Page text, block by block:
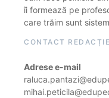
îi formează pe
care trăim sunt
CONTACT REDACȚIE
Adrese e-mail